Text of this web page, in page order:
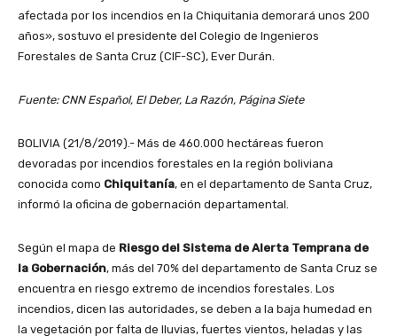
afectada por los incendios en la Chiquitania demorará unos 200
años», sostuvo el presidente del Colegio de Ingenieros
Forestales de Santa Cruz (CIF-SC), Ever Durán.
Fuente: CNN Español, El Deber, La Razón, Página Siete
BOLIVIA (21/8/2019).- Más de 460.000 hectáreas fueron
devoradas por incendios forestales en la región boliviana
conocida como Chiquitanía, en el departamento de Santa Cruz,
informó la oficina de gobernación departamental.
Según el mapa de Riesgo del Sistema de Alerta Temprana de
la Gobernación, más del 70% del departamento de Santa Cruz se
encuentra en riesgo extremo de incendios forestales. Los
incendios, dicen las autoridades, se deben a la baja humedad en
la vegetación por falta de lluvias, fuertes vientos, heladas y las